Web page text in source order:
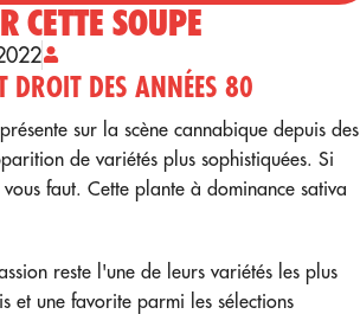
CETTE SOUPE
DROIT DES ANNÉES 80
sur la scène cannabique depuis des
de variétés plus sophistiquées. Si
faut. Cette plante à dominance sativa
reste l'une de leurs variétés les plus
et une favorite parmi les sélections